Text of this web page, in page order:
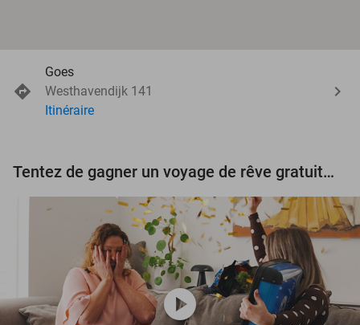
Goes
Westhavendijk 141
Itinéraire
Tentez de gagner un voyage de rêve gratuit d'une valeur de 3.000 € !
play_circle